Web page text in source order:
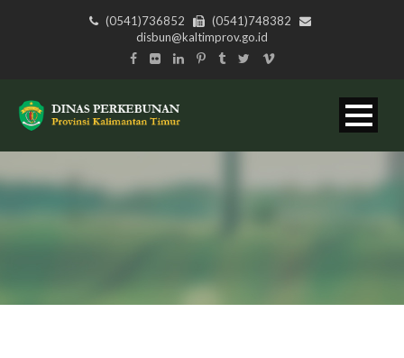
(0541)736852
(0541)748382
disbun@kaltimprov.go.id